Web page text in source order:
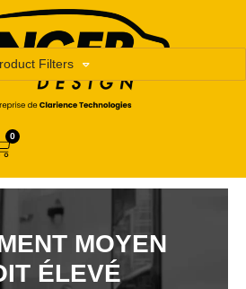
0
MOYEN
ÉLEVÉ
Filters